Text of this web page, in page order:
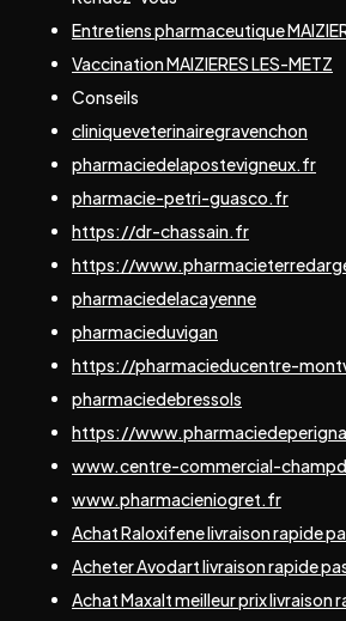
Entretiens pharmaceutique
Vaccination MAIZIERES LES-METZ
Conseils
cliniqueveterinairegravenchon
pharmaciedelapostevigneux.fr
pharmacie-petri-guasco.fr
https://dr-chassain.fr
https://
pharmaciedelacayenne
pharmacieduvigan
https://pharmacieducentre-
pharmaciedebressols
https://
www.centre-commercial-
www.pharmacieniogret.fr
Achat Raloxifene livraison rapide
Acheter Avodart livraison rapide
Achat Maxalt meilleur prix livraison